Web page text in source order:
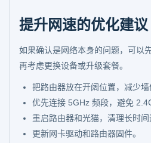
提升网速的优化建议
如果确认是网络本身的问题，可以
再考虑更换设备或升级套餐。
把路由器放在开阔位置，减少墙
优先连接 5GHz 频段，避免
重启路由器和光猫，清理长时间
更新网卡驱动和路由器固件。